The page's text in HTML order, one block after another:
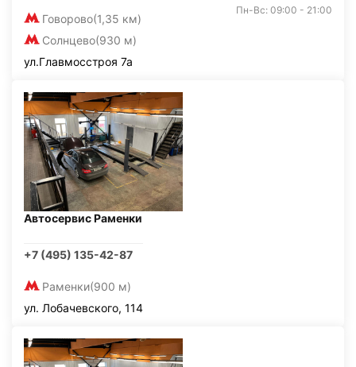
Говорово(1,35 км)
Солнцево(930 м)
Пн-Вс: 09:00 - 21:00
ул.Главмосстроя 7а
Автосервис Раменки
+7 (495) 135-42-87
Раменки(900 м)
ул. Лобачевского, 114